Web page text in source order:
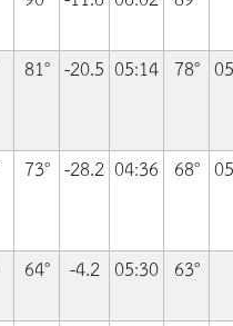
81° -20.5 05:14 78°
73° -28.2 04:36 68°
64° -4.2 05:30 63°